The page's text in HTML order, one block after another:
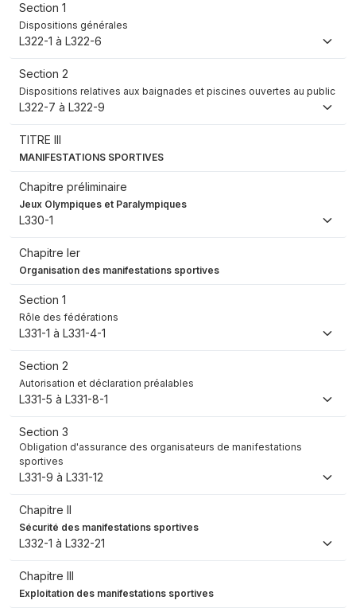
Section 1
Dispositions générales
L322-1 à L322-6
Section 2
Dispositions relatives aux baignades et piscines ouvertes au public
L322-7 à L322-9
TITRE III
MANIFESTATIONS SPORTIVES
Chapitre préliminaire
Jeux Olympiques et Paralympiques
L330-1
Chapitre Ier
Organisation des manifestations sportives
Section 1
Rôle des fédérations
L331-1 à L331-4-1
Section 2
Autorisation et déclaration préalables
L331-5 à L331-8-1
Section 3
Obligation d'assurance des organisateurs de manifestations
sportives
L331-9 à L331-12
Chapitre II
Sécurité des manifestations sportives
L332-1 à L332-21
Chapitre III
Exploitation des manifestations sportives